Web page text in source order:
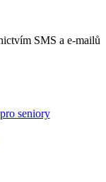
SMS a e-mailů
seniory